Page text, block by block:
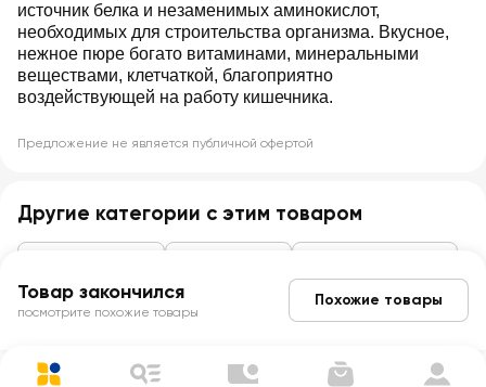
источник белка и незаменимых аминокислот,
необходимых для строительства организма. Вкусное,
нежное пюре богато витаминами, минеральными
веществами, клетчаткой, благоприятно
воздействующей на работу кишечника.
Предложение не является публичной офертой
Другие категории с этим товаром
Товар закончился
посмотрите похожие товары
Похожие товары